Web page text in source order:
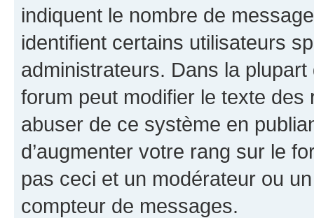
indiquent le nombre de
identifient certains utilisateurs
administrateurs. Dans la
forum peut modifier le texte
abuser de ce système en
d’augmenter votre rang sur le
pas ceci et un modérateur ou
compteur de messages.